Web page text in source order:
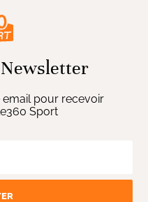
email pour recevoir
Sport